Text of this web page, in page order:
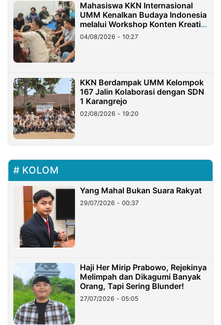
Mahasiswa KKN Internasional
UMM Kenalkan Budaya Indonesia
melalui Workshop Konten Kreatif
di Taiwan
04/08/2026 - 10:27
KKN Berdampak UMM Kelompok
167 Jalin Kolaborasi dengan SDN
1 Karangrejo
02/08/2026 - 19:20
KOLOM
Yang Mahal Bukan Suara Rakyat
29/07/2026 - 00:37
Haji Her Mirip Prabowo, Rejekinya
Melimpah dan Dikagumi Banyak
Orang, Tapi Sering Blunder!
27/07/2026 - 05:05